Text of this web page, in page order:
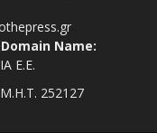
Name:
Ε.Ε.
Μ.Η.Τ. 252127